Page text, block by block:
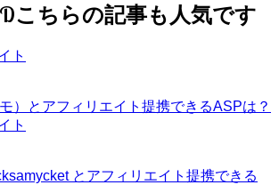
ト
）とアフィリエイト提携できるASPは？
ト
とアフィリエイト提携できる